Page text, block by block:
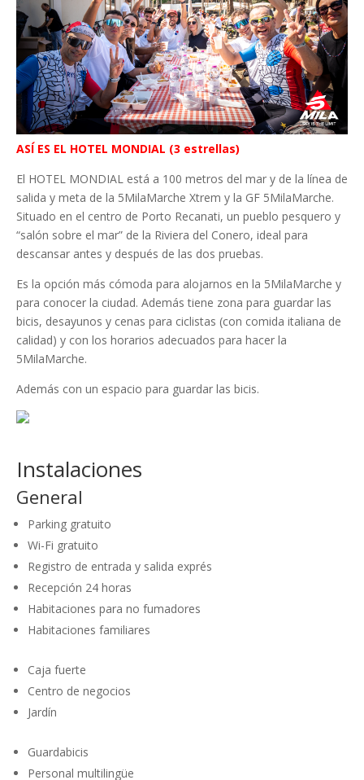
ASÍ ES EL HOTEL MONDIAL (3 estrellas)
El HOTEL MONDIAL está a 100 metros del mar y de la línea de
salida y meta de la 5MilaMarche Xtrem y la GF 5MilaMarche.
Situado en el centro de Porto Recanati, un pueblo pesquero y
“salón sobre el mar” de la Riviera del Conero, ideal para
descansar antes y después de las dos pruebas.
Es la opción más cómoda para alojarnos en la 5MilaMarche y
para conocer la ciudad. Además tiene zona para guardar las
bicis, desayunos y cenas para ciclistas (con comida italiana de
calidad) y con los horarios adecuados para hacer la
5MilaMarche.
Además con un espacio para guardar las bicis.
Instalaciones
General
Parking gratuito
Wi-Fi gratuito
Registro de entrada y salida exprés
Recepción 24 horas
Habitaciones para no fumadores
Habitaciones familiares
Caja fuerte
Centro de negocios
Jardín
Guardabicis
Personal multilingüe